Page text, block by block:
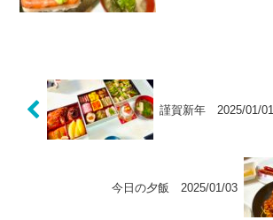
謹賀新年 2025/01/01
今日の夕飯 2025/01/03